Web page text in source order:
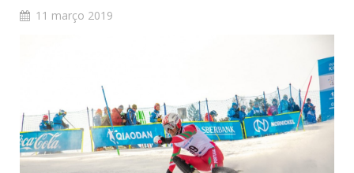
11 março 2019